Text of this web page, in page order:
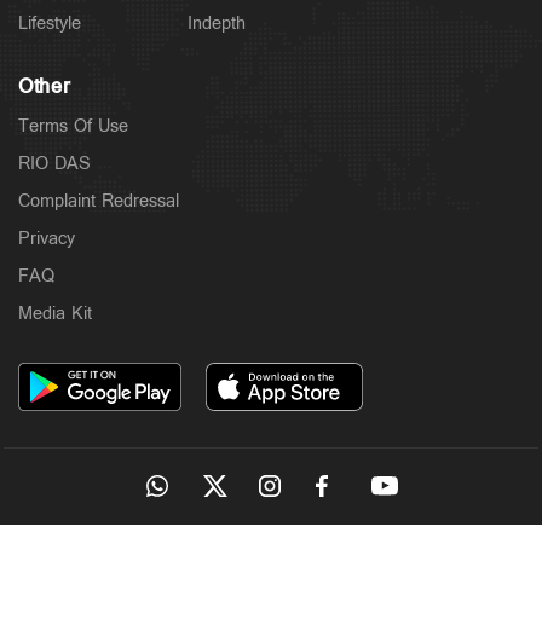
Lifestyle
Indepth
Other
Terms Of Use
RIO DAS
Complaint Redressal
Privacy
FAQ
Media Kit